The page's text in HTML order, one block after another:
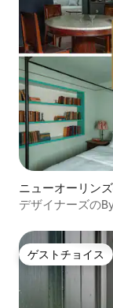
ニューオーリン
デザイナーズの
ゲストチョイス
ゲストチョイス